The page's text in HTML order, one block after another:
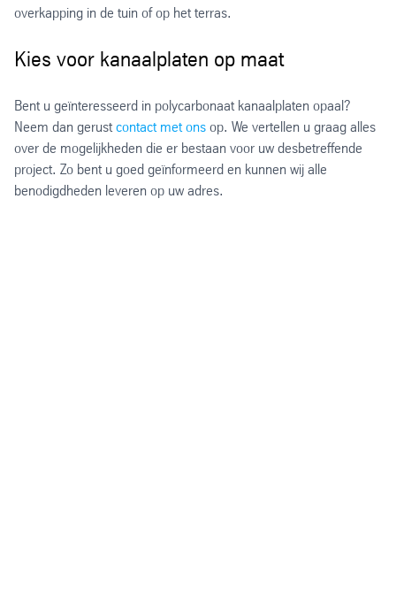
overkapping in de tuin of op het terras.
Kies voor kanaalplaten op maat
Bent u geïnteresseerd in polycarbonaat kanaalplaten opaal?
Neem dan gerustcontact met ons op. We vertellen u graag alles
over de mogelijkheden die er bestaan voor uw desbetreffende
project. Zo bent u goed geïnformeerd en kunnen wij alle
benodigdheden leveren op uw adres.